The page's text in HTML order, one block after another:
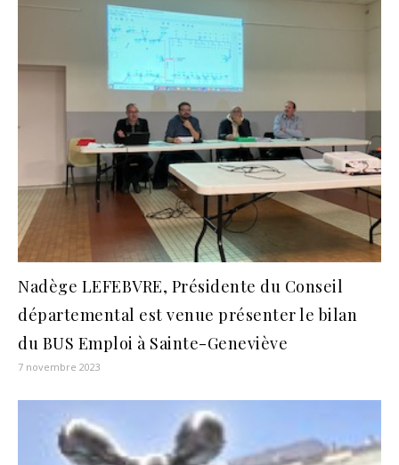
Nadège LEFEBVRE, Présidente du Conseil
départemental est venue présenter le bilan
du BUS Emploi à Sainte-Geneviève
7 novembre 2023